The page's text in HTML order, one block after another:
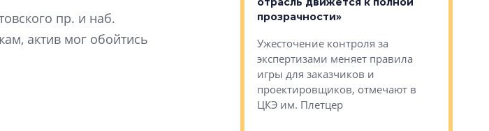
пр. и наб.
актив мог обойтись
даже электромобиль»
Девелопер «Вертикаль»: поводом
прозрачности»
Ужесточение контроля за
экспертизами меняет правила
игры для заказчиков и
проектировщиков, отмечают в
ЦКЭ им. Плетцер